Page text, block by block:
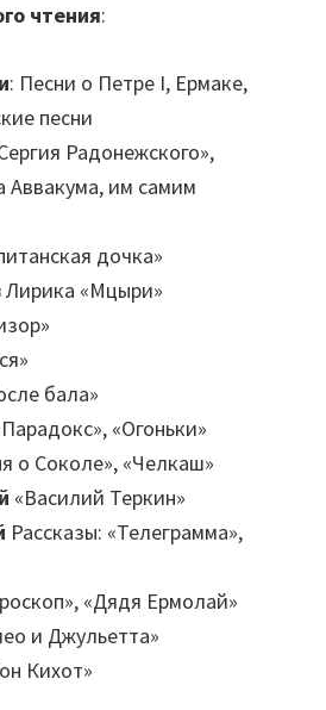
чтения:
: Песни о Петре I, Ермаке,
песни
Радонежского»,
Аввакума, им самим
дочка»
Лирика «Мцыри»
бала»
«Огоньки»
о Соколе», «Челкаш»
«Василий Теркин»
Рассказы: «Телеграмма»,
«Дядя Ермолай»
и Джульетта»
Кихот»